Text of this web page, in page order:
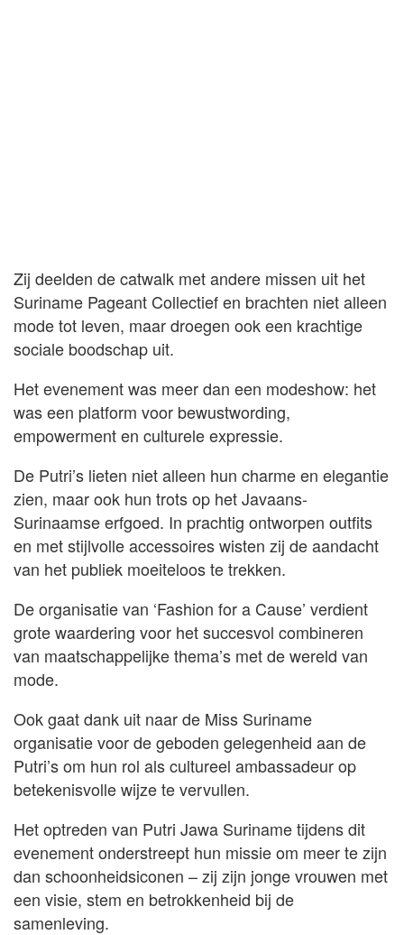
Zij deelden de catwalk met andere missen uit het
Suriname Pageant Collectief en brachten niet alleen
mode tot leven, maar droegen ook een krachtige
sociale boodschap uit.
Het evenement was meer dan een modeshow: het
was een platform voor bewustwording,
empowerment en culturele expressie.
De Putri’s lieten niet alleen hun charme en elegantie
zien, maar ook hun trots op het Javaans-
Surinaamse erfgoed. In prachtig ontworpen outfits
en met stijlvolle accessoires wisten zij de aandacht
van het publiek moeiteloos te trekken.
De organisatie van ‘Fashion for a Cause’ verdient
grote waardering voor het succesvol combineren
van maatschappelijke thema’s met de wereld van
mode.
Ook gaat dank uit naar de Miss Suriname
organisatie voor de geboden gelegenheid aan de
Putri’s om hun rol als cultureel ambassadeur op
betekenisvolle wijze te vervullen.
Het optreden van Putri Jawa Suriname tijdens dit
evenement onderstreept hun missie om meer te zijn
dan schoonheidsiconen – zij zijn jonge vrouwen met
een visie, stem en betrokkenheid bij de
samenleving.